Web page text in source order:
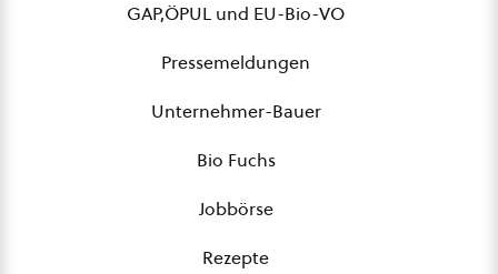
GAP,ÖPUL und EU-Bio-VO
Pressemeldungen
Unternehmer-Bauer
Bio Fuchs
Jobbörse
Rezepte